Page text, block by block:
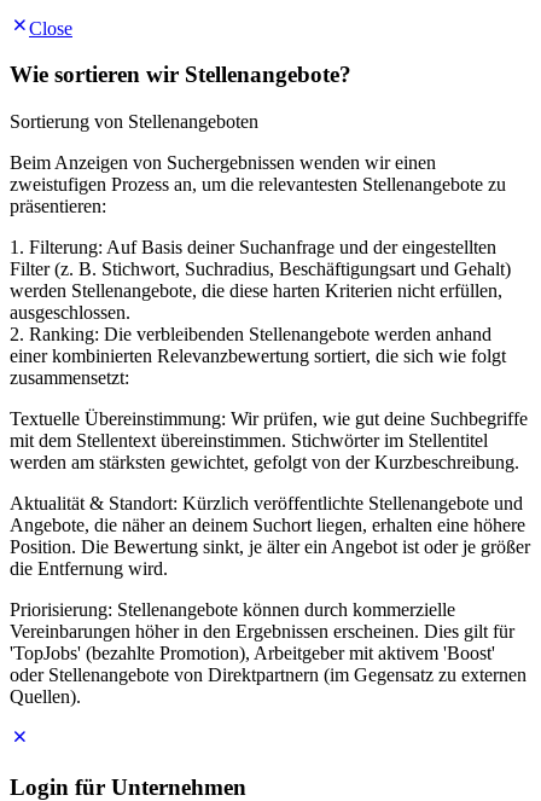
Close
Wie sortieren wir Stellenangebote?
Sortierung von Stellenangeboten
Beim Anzeigen von Suchergebnissen wenden wir einen
zweistufigen Prozess an, um die relevantesten Stellenangebote zu
präsentieren:
1. Filterung: Auf Basis deiner Suchanfrage und der eingestellten
Filter (z. B. Stichwort, Suchradius, Beschäftigungsart und Gehalt)
werden Stellenangebote, die diese harten Kriterien nicht erfüllen,
ausgeschlossen.
2. Ranking: Die verbleibenden Stellenangebote werden anhand
einer kombinierten Relevanzbewertung sortiert, die sich wie folgt
zusammensetzt:
Textuelle Übereinstimmung: Wir prüfen, wie gut deine Suchbegriffe
mit dem Stellentext übereinstimmen. Stichwörter im Stellentitel
werden am stärksten gewichtet, gefolgt von der Kurzbeschreibung.
Aktualität & Standort: Kürzlich veröffentlichte Stellenangebote und
Angebote, die näher an deinem Suchort liegen, erhalten eine höhere
Position. Die Bewertung sinkt, je älter ein Angebot ist oder je größer
die Entfernung wird.
Priorisierung: Stellenangebote können durch kommerzielle
Vereinbarungen höher in den Ergebnissen erscheinen. Dies gilt für
'TopJobs' (bezahlte Promotion), Arbeitgeber mit aktivem 'Boost'
oder Stellenangebote von Direktpartnern (im Gegensatz zu externen
Quellen).
Login für Unternehmen